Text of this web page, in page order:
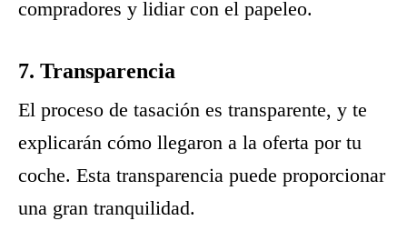
compradores y lidiar con el papeleo.
7. Transparencia
El proceso de tasación es transparente, y te
explicarán cómo llegaron a la oferta por tu
coche. Esta transparencia puede proporcionar
una gran tranquilidad.